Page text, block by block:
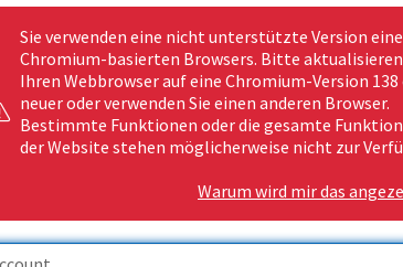
Sie verwenden eine nicht unterstützte Version
Chromium-basierten Browsers. Bitte aktualisieren
Ihren Webbrowser auf eine Chromium-Version 138
neuer oder verwenden Sie einen anderen Browser.
Bestimmte Funktionen oder die gesamte
der Website stehen möglicherweise nicht zur
Warum wird mir das